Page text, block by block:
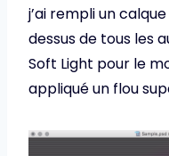
j’ai rempli un
dessus de tous les
Soft Light pour le
appliqué un flou